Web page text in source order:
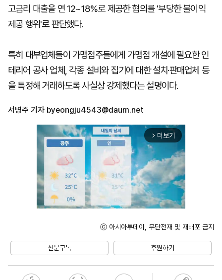
고금리 대출을 연 12~18%로 제공한 혐의를 '부당한 불이익
제공 행위'로 판단했다.
특히 대부업체들이 가맹점주들에게 가맹점 개설에 필요한 인
테리어 공사 업체, 각종 설비와 집기에 대한 설치·판매업체 등
을 특정해 거래하도록 사실상 강제했다는 설명이다.
서병주 기자 byeongju4543@daum.net
arrow_forward_ios 더보기
ⓒ 아시아투데이, 무단전재 및 재배포 금지
신문구독 후원하기